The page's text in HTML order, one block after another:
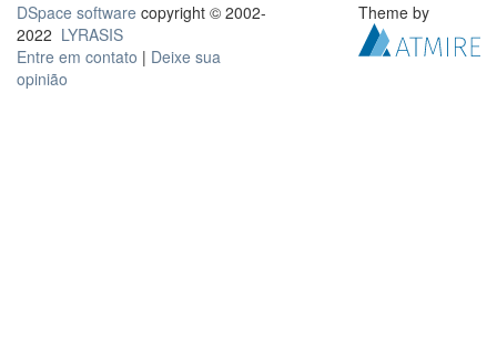
DSpace software copyright © 2002-
2022 LYRASIS
Entre em contato | Deixe sua
opinião
Theme by